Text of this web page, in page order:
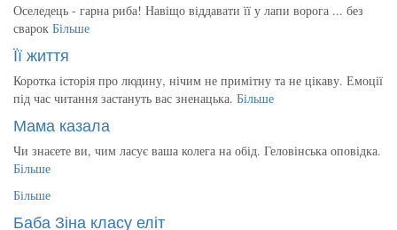
Оселедець - гарна риба! Навіщо віддавати її у лапи ворога ... без
сварок Більше
Її життя
Коротка історія про людину, нічим не примітну та не цікаву. Емоції
під час читання застануть вас зненацька. Більше
Мама казала
Чи знаєете ви, чим ласує ваша колега на обід. Геловінська оповідка.
Більше
Більше
Баба Зіна класу еліт